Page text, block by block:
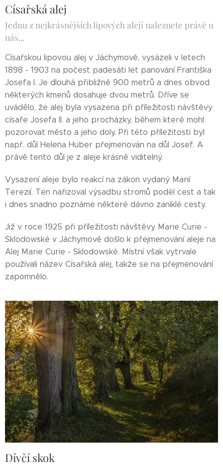
Císařská alej
Jednu z nejkrásnějších lipových alejí naleznete právě u
nás...
Císařskou lipovou alej v Jáchymově, vysázeli v letech
1898 - 1903 na počest padesáti let panování Františka
Josefa I. Je dlouhá přibližně 900 metrů a dnes obvod
některých kmenů dosahuje dvou metrů. Dříve se
uvádělo, že alej byla vysazena při příležitosti návštěvy
císaře Josefa II. a jeho procházky, během které mohl
pozorovat město a jeho doly. Při této příležitosti byl
např. důl Helena Huber přejmenován na důl Josef. A
právě tento důl je z aleje krásně viditelný.
Vysazení aleje bylo reakcí na zákon vydaný Marií
Terezií. Ten nařizoval výsadbu stromů podél cest a tak
i dnes snadno poznáme některé dávno zaniklé cesty.
Již v roce 1925 při příležitosti návštěvy Marie Curie -
Sklodowské v Jáchymově došlo k přejmenování aleje na
Alej Marie Curie - Sklodowské. Místní však vytrvale
používali název Císařská alej, takže se na přejmenování
zapomnělo.
Dívčí skok